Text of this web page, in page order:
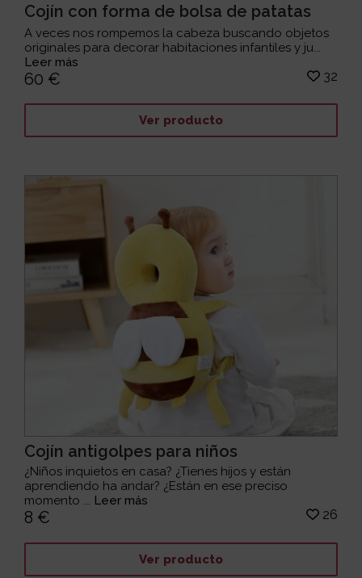
Cojín con forma de bolsa de patatas
A veces nos rompemos la cabeza buscando objetos
originales para decorar habitaciones infantiles y ju...
Leer más
60 € 32
Ver producto
Cojín antigolpes para niños
¿Niños inquietos en casa? ¿Tienes hijos y están
aprendiendo ha andar? ¿Están en ese preciso
momento ... Leer más
8 € 26
Ver producto